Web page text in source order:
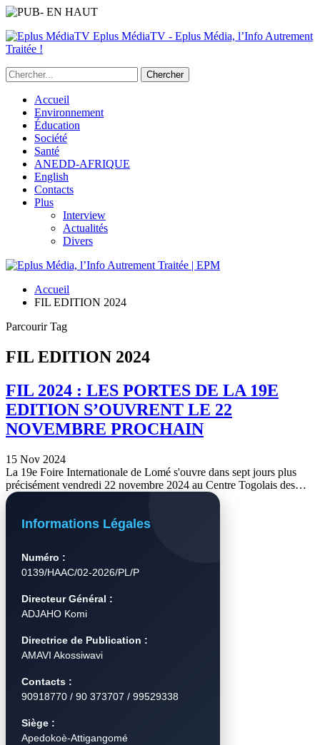
Eplus MédiaTV - Eplus Média, l’Info Autrement
Traitée !
Accueil
Environnement
Éducation
Société
Santé
ANEDD-AFRIQUE
English
Contacts
Plus
Interview
Actualités
Divers
Accueil
FIL EDITION 2024
Parcourir Tag
FIL EDITION 2024
FIL 2024 : LES PORTES DE LA 19E
EDITION S’OUVRENT LE 22
NOVEMBRE PROCHAIN
15 Nov 2024
La 19e Foire Internationale de Lomé s'ouvre dans sept jours plus
précisément vendredi 22 novembre 2024 au Centre Togolais des…
Informations Légales
Numéro :
0139/HAAC/02-2026/PL/P
Directeur Général :
ADJAHO Komi
Directrice de Publication :
AMAVI Akossiwavi
Contacts :
90918770 / 90 373707 / 99529338
Siège :
Apedokoè-Attigangomé